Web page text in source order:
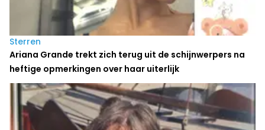
Sterren
Ariana Grande trekt zich terug uit de schijnwerpers na
heftige opmerkingen over haar uiterlijk